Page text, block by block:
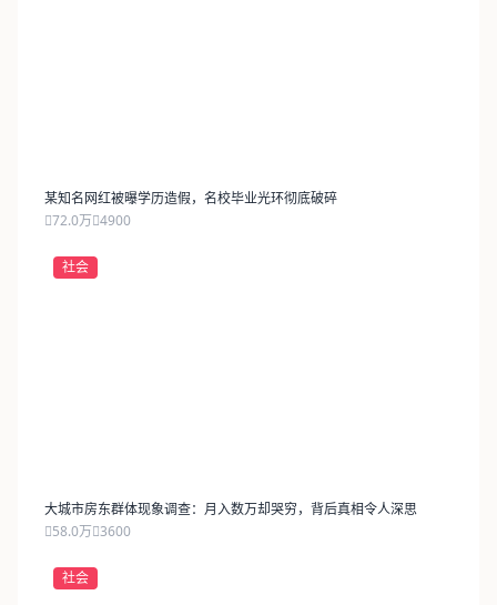
某知名网红被曝学历造假，名校毕业光环彻底破碎
72.0万 4900
社会
大城市房东群体现象调查：月入数万却哭穷，背后真相令人深思
58.0万 3600
社会